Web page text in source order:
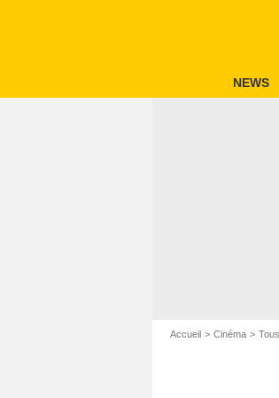
NEWS
Accueil Cinéma